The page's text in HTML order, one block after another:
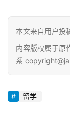
本文来自用户投
内容版权属于原
系
留学